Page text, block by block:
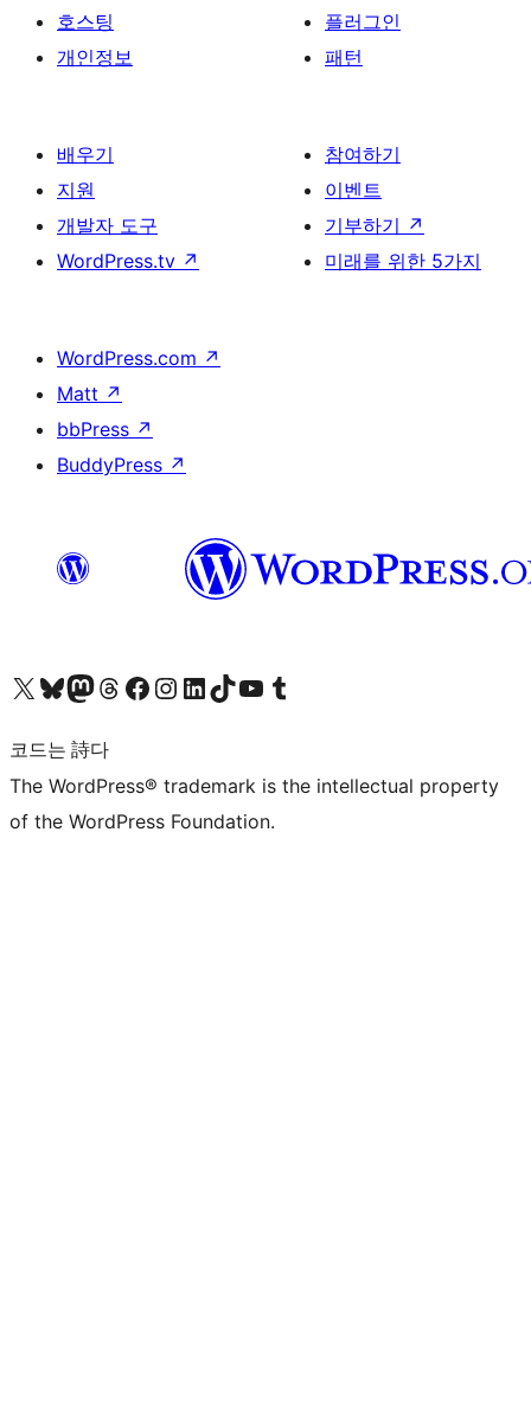
호스팅
개인정보
플러그인
패턴
배우기
지원
개발자 도구
WordPress.tv ↗
참여하기
이벤트
기부하기 ↗
미래를 위한 5가지
WordPress.com ↗
Matt ↗
bbPress ↗
BuddyPress ↗
X(이전 트위터) 계정 방문하기블루스카이 계정 방문하기마스토돈 계정 방문하기스레드 계정 방문하기 페이스북 페이지 방문하기인스타그램 계정 방문하기 LinkedIn 계정 방문하기틱톡 계정 방문하기유튜브 채널 방문하기 텀블러 계정 방문하기
코드는 詩다
The WordPress® trademark is the intellectual property
of the WordPress Foundation.